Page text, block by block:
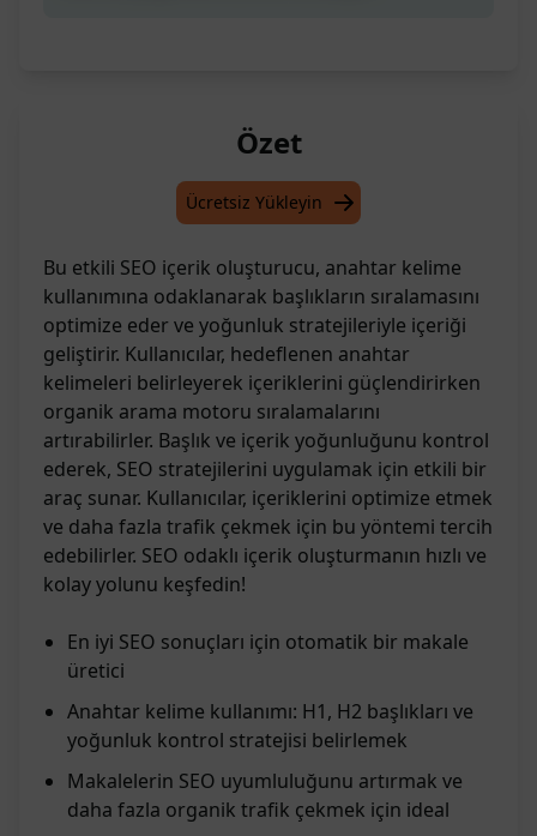
Özet
Ücretsiz Yükleyin
Bu etkili SEO içerik oluşturucu, anahtar kelime
kullanımına odaklanarak başlıkların sıralamasını
optimize eder ve yoğunluk stratejileriyle içeriği
geliştirir. Kullanıcılar, hedeflenen anahtar
kelimeleri belirleyerek içeriklerini güçlendirirken
organik arama motoru sıralamalarını
artırabilirler. Başlık ve içerik yoğunluğunu kontrol
ederek, SEO stratejilerini uygulamak için etkili bir
araç sunar. Kullanıcılar, içeriklerini optimize etmek
ve daha fazla trafik çekmek için bu yöntemi tercih
edebilirler. SEO odaklı içerik oluşturmanın hızlı ve
kolay yolunu keşfedin!
En iyi SEO sonuçları için otomatik bir makale
üretici
Anahtar kelime kullanımı: H1, H2 başlıkları ve
yoğunluk kontrol stratejisi belirlemek
Makalelerin SEO uyumluluğunu artırmak ve
daha fazla organik trafik çekmek için ideal